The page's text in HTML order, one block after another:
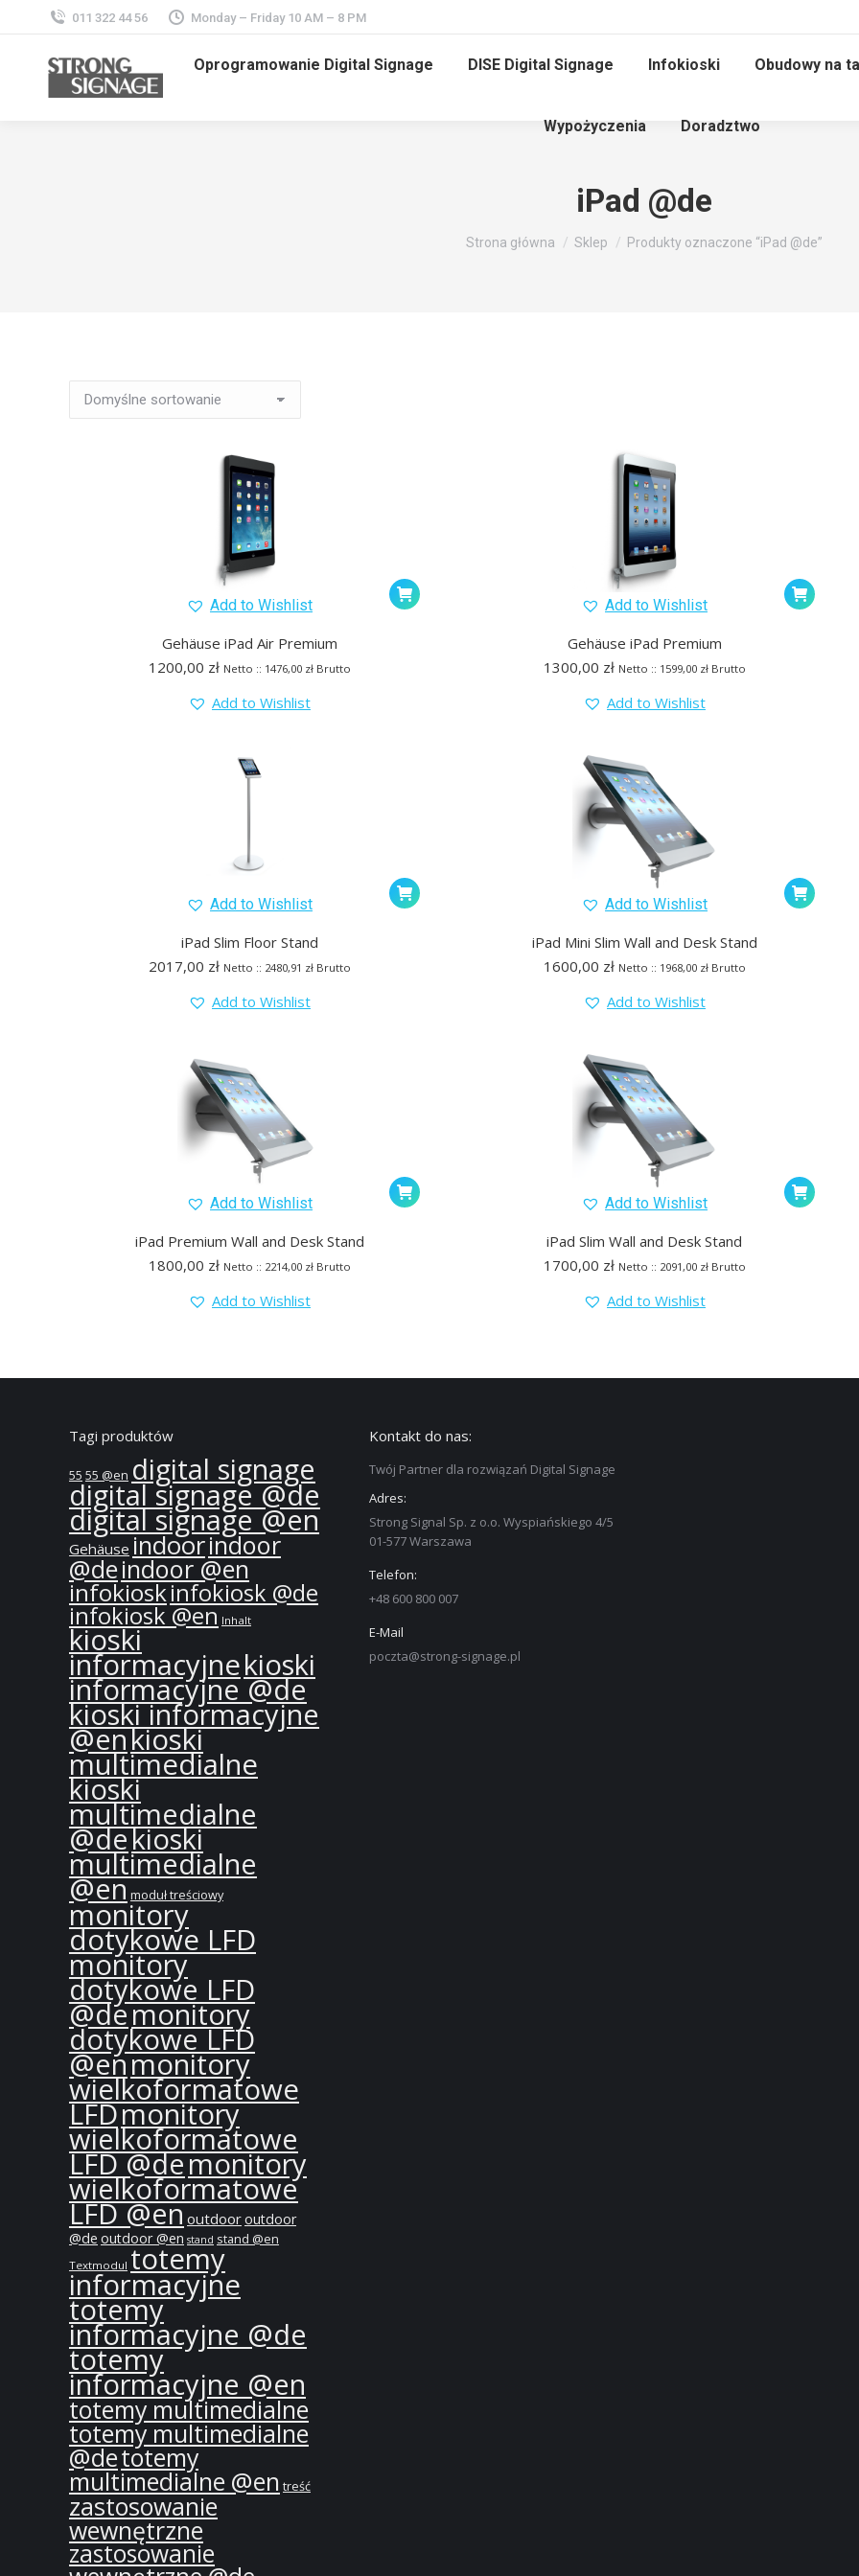
011 322 44 56 Monday – Friday 10 AM – 8 PM
Oprogramowanie Digital Signage DISE Digital Signage Infokioski Obudowy na
Wypożyczenia Doradztwo
iPad @de
Jesteś tutaj:
Strona główna Sklep Produkty oznaczone “iPad @de”
Add to Wishlist
Gehäuse iPad Air Premium
1200,00 zł Netto :: 1476,00 złBrutto
Add to Wishlist
Add to Wishlist
Gehäuse iPad Premium
1300,00 zł Netto :: 1599,00 złBrutto
Add to Wishlist
Add to Wishlist
iPad Slim Floor Stand
2017,00 zł Netto :: 2480,91 złBrutto
Add to Wishlist
Add to Wishlist
iPad Mini Slim Wall and Desk Stand
1600,00 zł Netto :: 1968,00 złBrutto
Add to Wishlist
Add to Wishlist
iPad Premium Wall and Desk Stand
1800,00 zł Netto :: 2214,00 złBrutto
Add to Wishlist
Add to Wishlist
iPad Slim Wall and Desk Stand
1700,00 zł Netto :: 2091,00 złBrutto
Add to Wishlist
Tagi produktów
55 55 @en digital signage
digital signage @de
digital signage @en
Gehäuse indoorindoor
@deindoor @en
infokioskinfokiosk @de
infokiosk @en Inhalt
kioski
informacyjnekioski
informacyjne @de
kioski informacyjne
@enkioski
multimedialne
kioski
multimedialne
@dekioski
multimedialne
@enmoduł treściowy
monitory
dotykowe LFD
monitory
dotykowe LFD
@demonitory
dotykowe LFD
@enmonitory
wielkoformatowe
LFDmonitory
wielkoformatowe
LFD @demonitory
wielkoformatowe
LFD @enoutdooroutdoor
@de outdoor @en stand stand @en
Textmodul totemy
informacyjne
totemy
informacyjne @de
totemy
informacyjne @en
totemy multimedialne
totemy multimedialne
@detotemy
multimedialne @en treść
zastosowanie
wewnętrzne
zastosowanie
Kontakt do nas:
Twój Partner dla rozwiązań Digital Signage
Adres:
Strong Signal Sp. z o.o. Wyspiańskiego 4/5
01-577 Warszawa
Telefon:
+48 600 800 007
E-Mail
poczta@strong-signage.pl